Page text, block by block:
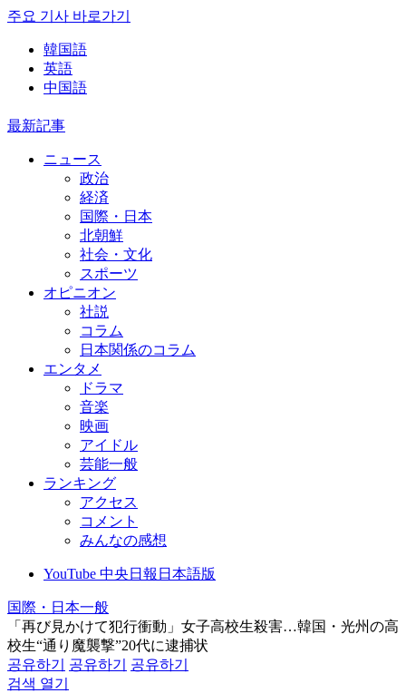
주요 기사 바로가기
韓国語
英語
中国語
最新記事
ニュース
政治
経済
国際・日本
北朝鮮
社会・文化
スポーツ
オピニオン
社説
コラム
日本関係のコラム
エンタメ
ドラマ
音楽
映画
アイドル
芸能一般
ランキング
アクセス
コメント
みんなの感想
YouTube 中央日報日本語版
国際・日本一般
「再び見かけて犯行衝動」女子高校生殺害…韓国・光州の高
校生“通り魔襲撃”20代に逮捕状
공유하기
공유하기
공유하기
검색 열기